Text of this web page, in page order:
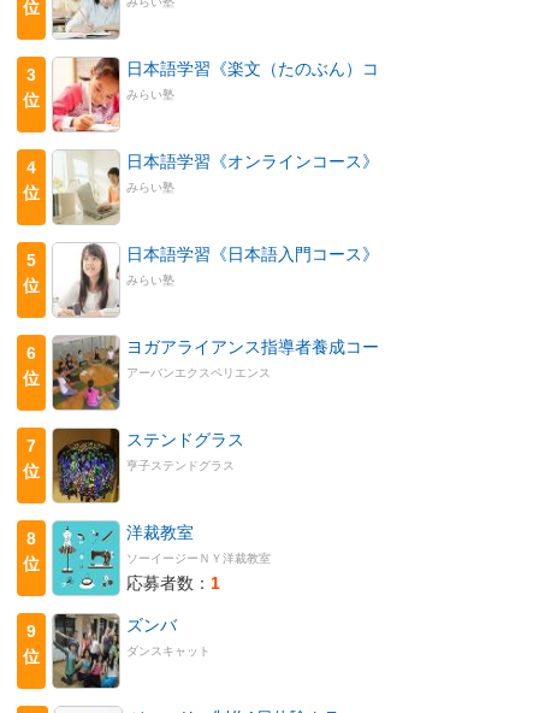
位
3
位
日本語学習《楽文（たのぶん）コ
みらい塾
4
位
日本語学習《オンラインコース》
みらい塾
5
位
日本語学習《日本語入門コース》
みらい塾
6
位
ヨガアライアンス指導者養成コー
アーバンエクスペリエンス
7
位
ステンドグラス
亨子ステンドグラス
8
位
洋裁教室
ソーイージーＮＹ洋裁教室
応募者数： 1
9
位
ズンバ
ダンスキャット